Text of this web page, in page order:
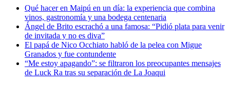
Qué hacer en Maipú en un día: la experiencia que combina
vinos, gastronomía y una bodega centenaria
Ángel de Brito escrachó a una famosa: “Pidió plata para venir
de invitada y no es diva”
El papá de Nico Occhiato habló de la pelea con Migue
Granados y fue contundente
“Me estoy apagando”: se filtraron los preocupantes mensajes
de Luck Ra tras su separación de La Joaqui